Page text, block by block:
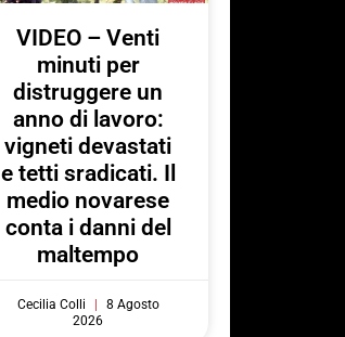
VIDEO – Venti
minuti per
distruggere un
anno di lavoro:
vigneti devastati
e tetti sradicati. Il
medio novarese
conta i danni del
maltempo
Cecilia Colli
8 Agosto
2026